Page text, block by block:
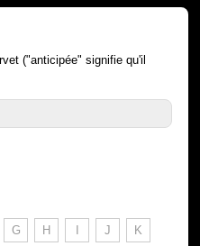
("anticipée" signifie qu'il
G H I J K